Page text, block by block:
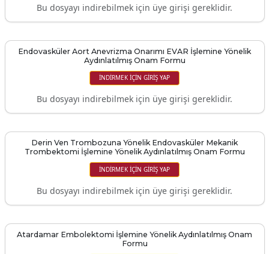
Bu dosyayı indirebilmek için üye girişi gereklidir.
Endovasküler Aort Anevrizma Onarımı EVAR İşlemine Yönelik
Aydınlatılmış Onam Formu
İNDIRMEK IÇIN GIRIŞ YAP
Bu dosyayı indirebilmek için üye girişi gereklidir.
Derin Ven Trombozuna Yönelik Endovasküler Mekanik
Trombektomi İşlemine Yönelik Aydınlatılmış Onam Formu
İNDIRMEK IÇIN GIRIŞ YAP
Bu dosyayı indirebilmek için üye girişi gereklidir.
Atardamar Embolektomi İşlemine Yönelik Aydınlatılmış Onam
Formu